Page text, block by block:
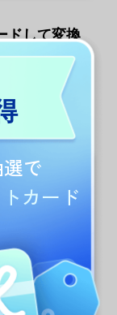
ドして変換
」
ボタン
ートしま
変換」
ボタ
で
カード